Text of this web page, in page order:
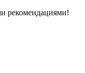
рекомендациями!